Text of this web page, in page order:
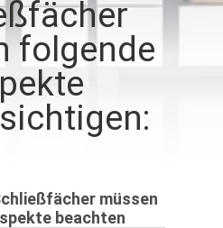
folgende
müssen
beachten